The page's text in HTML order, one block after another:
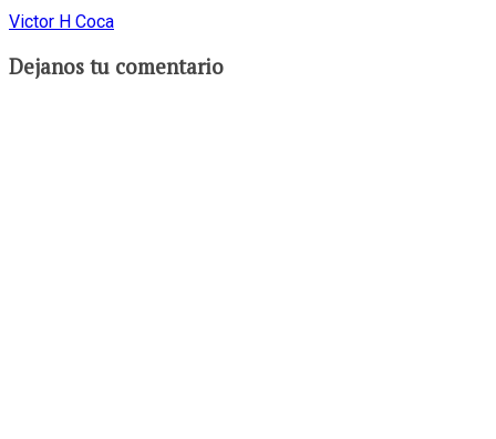
Victor H Coca
Dejanos tu comentario